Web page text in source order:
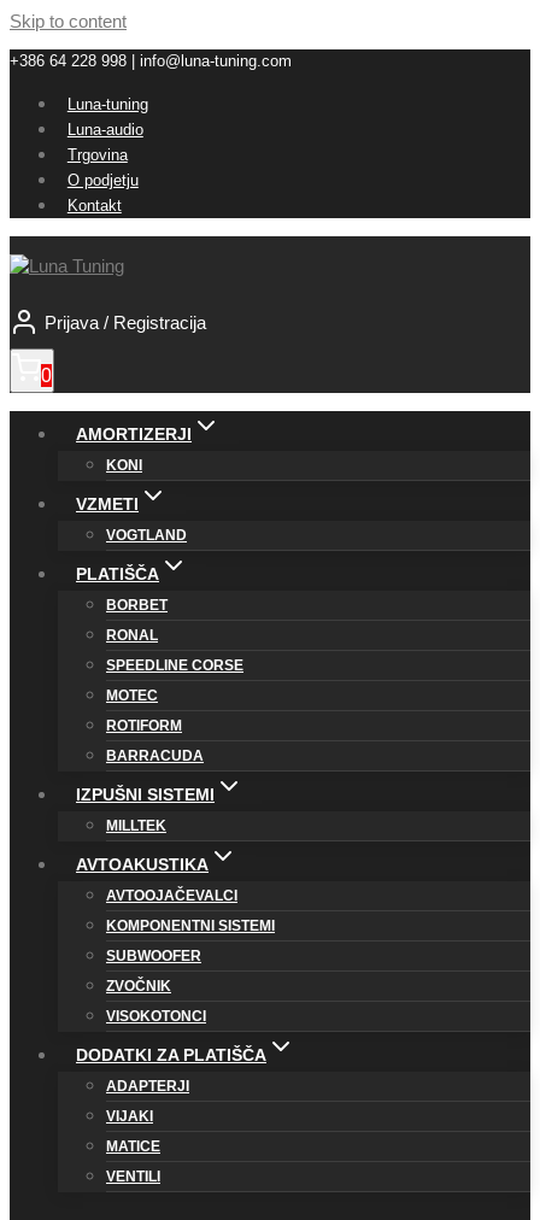
Skip to content
+386 64 228 998 | info@luna-tuning.com
Luna-tuning
Luna-audio
Trgovina
O podjetju
Kontakt
Prijava / Registracija
0
AMORTIZERJI
KONI
VZMETI
VOGTLAND
PLATIŠČA
BORBET
RONAL
SPEEDLINE CORSE
MOTEC
ROTIFORM
BARRACUDA
IZPUŠNI SISTEMI
MILLTEK
AVTOAKUSTIKA
AVTOOJAČEVALCI
KOMPONENTNI SISTEMI
SUBWOOFER
ZVOČNIK
VISOKOTONCI
DODATKI ZA PLATIŠČA
ADAPTERJI
VIJAKI
MATICE
VENTILI